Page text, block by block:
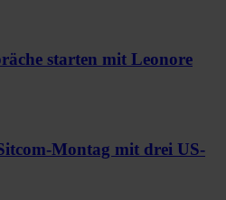
starten mit Leonore
Montag mit drei US-